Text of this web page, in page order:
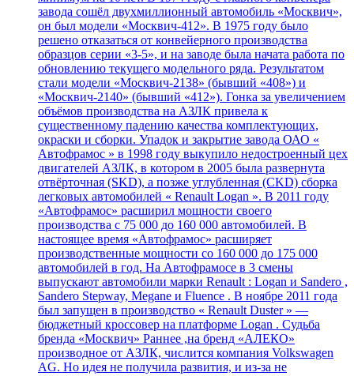
завода сошёл двухмиллионный автомобиль «Москвич»,
он был модели «Москвич-412». В 1975 году было
решено отказаться от конвейерного производства
образцов серии «3-5», и на заводе была начата работа по
обновлению текущего модельного ряда. Результатом
стали модели «Москвич-2138» (бывший «408») и
«Москвич-2140» (бывший «412»). Гонка за увеличением
объёмов производства на АЗЛК привела к
существенному падению качества комплектующих,
окраски и сборки. Упадок и закрытие завода ОАО «
Автофрамос » в 1998 году выкупило недостроенный цех
двигателей АЗЛК, в котором в 2005 была развернута
отвёрточная (SKD), а позже углубленная (CKD) сборка
легковых автомобилей « Renault Logan ». В 2011 году
«Автофрамос» расширил мощности своего
производства с 75 000 до 160 000 автомобилей. В
настоящее время «Автофрамос» расширяет
производственные мощности со 160 000 до 175 000
автомобилей в год. На Автофрамосе в 3 смены
выпускают автомобили марки Renault : Logan и Sandero ,
Sandero Stepway, Megane и Fluence . В ноябре 2011 года
был запущен в производство « Renault Duster » —
бюджетный кроссовер на платформе Logan . Судьба
бренда «Москвич» Раннее ,на бренд «АЛЕКО»
производное от АЗЛК, числится компания Volkswagen
AG. Но идея не получила развития, и из-за не